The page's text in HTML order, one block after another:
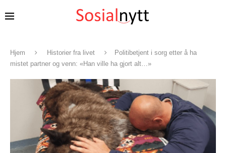
Hjem Historier fra livet
Politibetjent i sorg etter å ha
mistet partner og venn: «Han ville ha gjort alt…»